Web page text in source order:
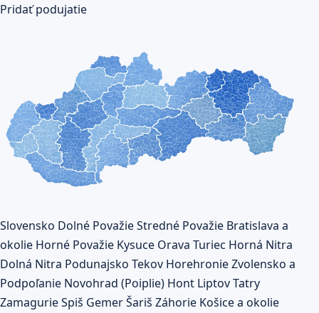
Pridať podujatie
Slovensko Dolné PovažieStredné Považie Bratislava a
okolie Horné Považie Kysuce Orava Turiec Horná Nitra
Dolná Nitra Podunajsko Tekov HorehronieZvolensko a
Podpoľanie Novohrad (Poiplie) Hont LiptovTatry
ZamagurieSpiš GemerŠariš Záhorie Košice a okolie